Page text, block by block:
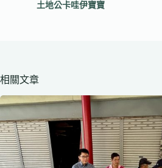
土地公卡哇伊寶寶
相關文章